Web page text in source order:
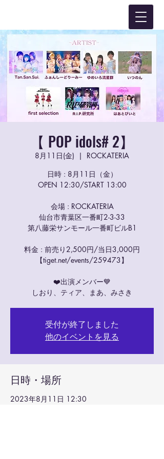
【 POP idols# 2】
8月11日(金)
  |
ROCKATERIA
日時 : 8月11日（金）
OPEN 12:30/START 13:00
会場 : ROCKATERIA
仙台市青葉区一番町2-3-33
第八藤栄サンモール一番町ビルB1
料金 : 前売り2,500円/当日3,000円
【tiget.net/events/259473】
❤️出演メンバー💙
しおり、ティア、まあ、みさき
受付が終了しました
他のイベントを見る
日時・場所
2023年8月11日 12:30